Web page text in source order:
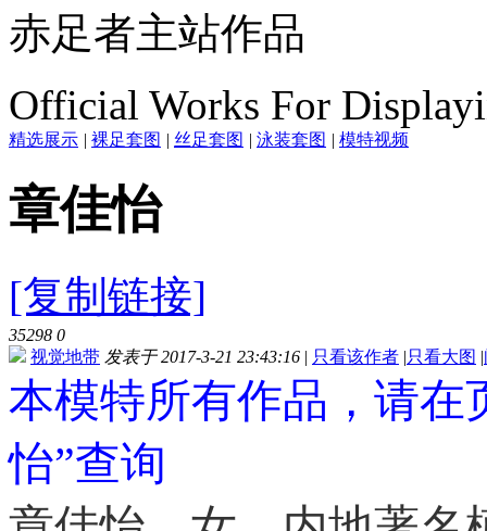
赤足者主站作品
Official Works For
精选展示 | 裸足套图 | 丝足套图 | 泳装套图 | 模特视频
章佳怡
[复制链接]
35298 0
视觉地带 发表于 2017-3-21 23:43:16 | 只看该作者 |只看大图 |
本模特所有作品，请在
怡”查询